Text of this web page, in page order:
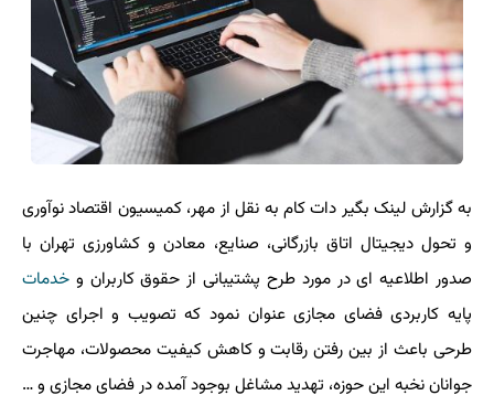
به گزارش لینک بگیر دات کام به نقل از مهر، کمیسیون اقتصاد نوآوری
و تحول دیجیتال اتاق بازرگانی، صنایع، معادن و کشاورزی تهران با
صدور اطلاعیه ای در مورد طرح پشتیبانی از حقوق کاربران و خدمات
پایه کاربردی فضای مجازی عنوان نمود که تصویب و اجرای چنین
طرحی باعث از بین رفتن رقابت و کاهش کیفیت محصولات، مهاجرت
جوانان نخبه این حوزه، تهدید مشاغل بوجود آمده در فضای مجازی و …